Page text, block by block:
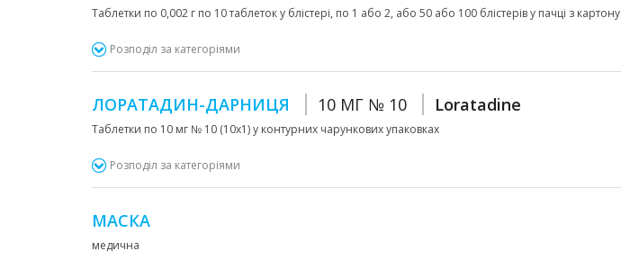
Таблетки по 0,002 г по 10 таблеток у блістері, по 1 або 2, або 50 або 100 блістерів у пачці з картону
Розподіл за категоріями
ЛОРАТАДИН-ДАРНИЦЯ 10 МГ № 10 Loratadine
Таблетки по 10 мг № 10 (10х1) у контурних чарункових упаковках
Розподіл за категоріями
МАСКА
медична